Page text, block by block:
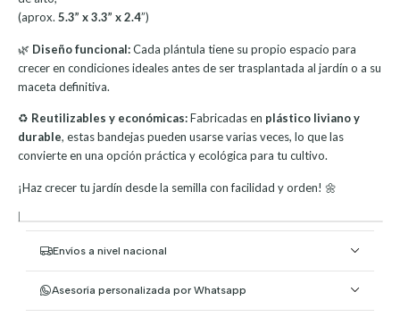
(aprox. 5.3” x 3.3” x 2.4”)
🌿 Diseño funcional:Cada plántula tiene su propio espacio para
crecer en condiciones ideales antes de ser trasplantada al jardín o a su
maceta definitiva.
♻️ Reutilizables y económicas:Fabricadas en plástico liviano y
durable, estas bandejas pueden usarse varias veces, lo que las
convierte en una opción práctica y ecológica para tu cultivo.
¡Haz crecer tu jardín desde la semilla con facilidad y orden! 🌼
|
Envíos a nivel nacional
Asesoría personalizada por Whatsapp